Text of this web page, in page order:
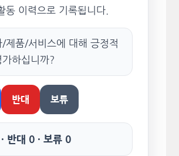
동 이력으로 기록됩니다.
/제품/서비스에 대해 긍정적
가하십니까?
반대 보류
반대 0 · 보류 0